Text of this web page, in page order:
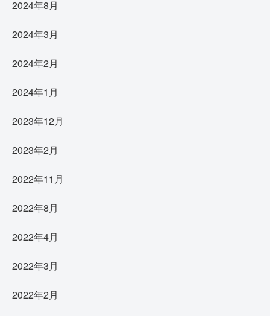
2024年8月
2024年3月
2024年2月
2024年1月
2023年12月
2023年2月
2022年11月
2022年8月
2022年4月
2022年3月
2022年2月